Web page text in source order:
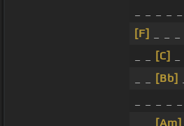
[F]
[C]
[Bb]
[Am]